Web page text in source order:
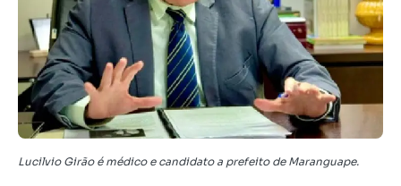
Lucilvio Girão é médico e candidato a prefeito de Maranguape.